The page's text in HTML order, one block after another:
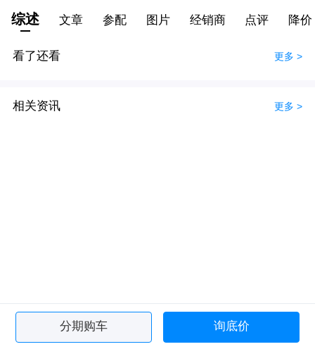
综述 文章 参配 图片 经销商 点评 降价
看了还看 更多 >
相关资讯 更多 >
分期购车 询底价